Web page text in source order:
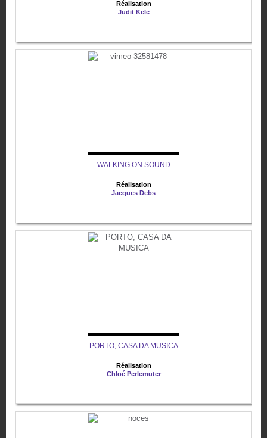
Réalisation
Judit Kele
WALKING ON SOUND
Réalisation
Jacques Debs
PORTO, CASA DA MUSICA
Réalisation
Chloé Perlemuter